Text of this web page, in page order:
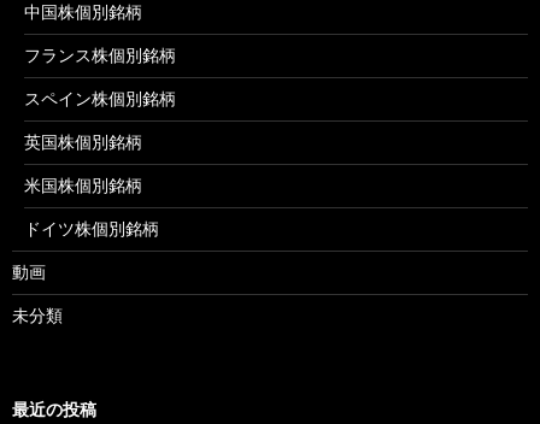
中国株個別銘柄
フランス株個別銘柄
スペイン株個別銘柄
英国株個別銘柄
米国株個別銘柄
ドイツ株個別銘柄
動画
未分類
最近の投稿